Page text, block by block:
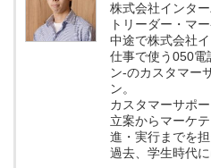
株式会社インタ
トリーダー・マ
中途で株式会社
仕事で使う050電
ン-のカスタマー
ン。
カスタマーサポ
立案からマーケ
進・実行までを担
過去、学生時代